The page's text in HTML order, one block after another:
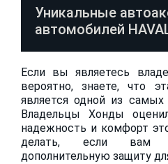
Уникальные
автомобилей
Если вы являетесь
вероятно, знаете, что
является одной из
Владельцы Хонды
надежность и комфорт
делать, если вам
дополнительную защиту